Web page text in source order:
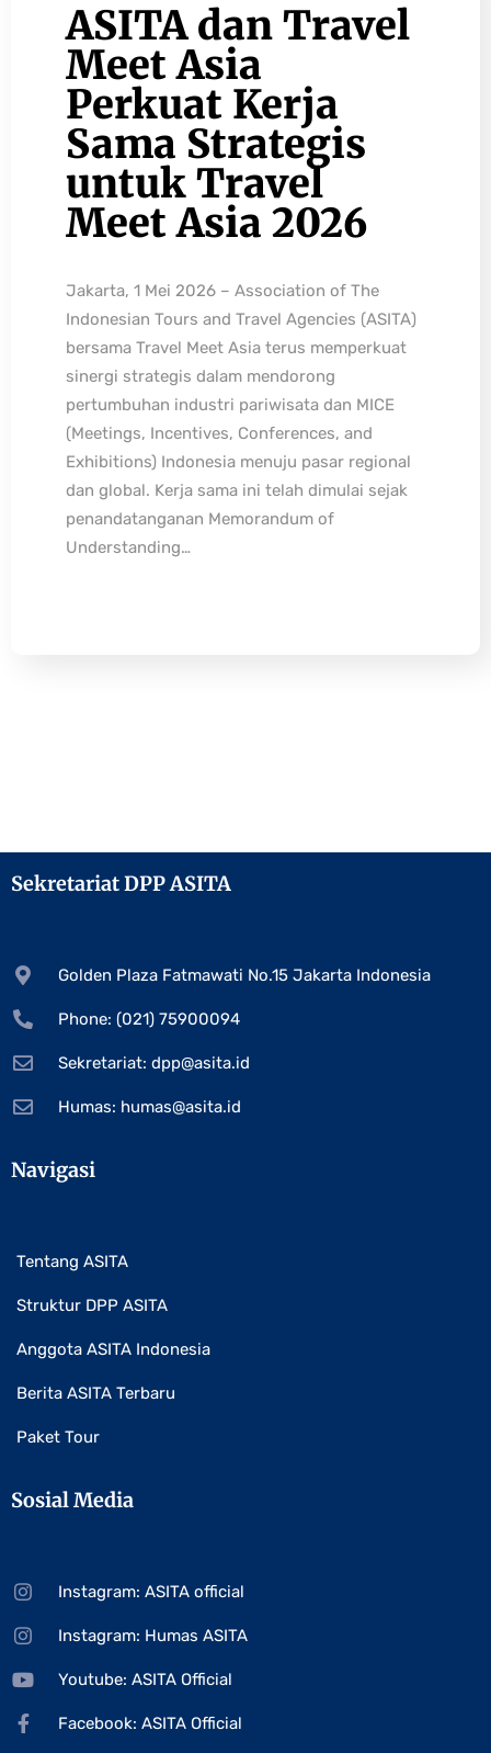
ASITA dan Travel
Meet Asia
Perkuat Kerja
Sama Strategis
untuk Travel
Meet Asia 2026
Jakarta, 1 Mei 2026 – Association of The
Indonesian Tours and Travel Agencies (ASITA)
bersama Travel Meet Asia terus memperkuat
sinergi strategis dalam mendorong
pertumbuhan industri pariwisata dan MICE
(Meetings, Incentives, Conferences, and
Exhibitions) Indonesia menuju pasar regional
dan global. Kerja sama ini telah dimulai sejak
penandatanganan Memorandum of
Understanding…
Sekretariat DPP ASITA
Golden Plaza Fatmawati No.15 Jakarta Indonesia
Phone: (021) 75900094
Sekretariat: dpp@asita.id
Humas: humas@asita.id
Navigasi
Tentang ASITA
Struktur DPP ASITA
Anggota ASITA Indonesia
Berita ASITA Terbaru
Paket Tour
Sosial Media
Instagram: ASITA official
Instagram: Humas ASITA
Youtube: ASITA Official
Facebook: ASITA Official